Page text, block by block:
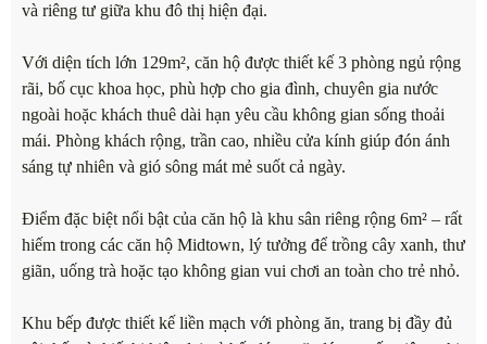
và riêng tư giữa khu đô thị hiện đại.
Với diện tích lớn 129m², căn hộ được thiết kế 3 phòng ngủ rộng
rãi, bố cục khoa học, phù hợp cho gia đình, chuyên gia nước
ngoài hoặc khách thuê dài hạn yêu cầu không gian sống thoải
mái. Phòng khách rộng, trần cao, nhiều cửa kính giúp đón ánh
sáng tự nhiên và gió sông mát mẻ suốt cả ngày.
Điểm đặc biệt nổi bật của căn hộ là khu sân riêng rộng 6m² – rất
hiếm trong các căn hộ Midtown, lý tưởng để trồng cây xanh, thư
giãn, uống trà hoặc tạo không gian vui chơi an toàn cho trẻ nhỏ.
Khu bếp được thiết kế liền mạch với phòng ăn, trang bị đầy đủ